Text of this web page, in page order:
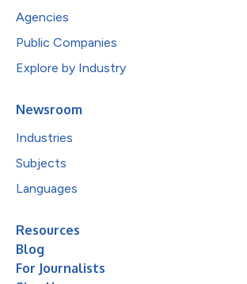
Agencies
Public Companies
Explore by Industry
Newsroom
Industries
Subjects
Languages
Resources
Blog
For Journalists